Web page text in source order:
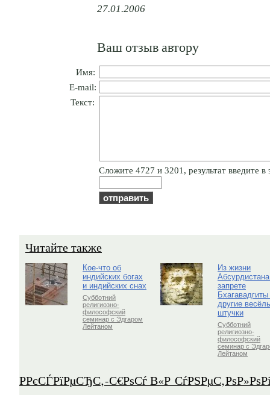
27.01.2006
Ваш отзыв автору
Имя:
E-mail:
Текст:
Cлoжитe 4727 и 3201, результат введите в
Читайте также
Кое-что об
индийских богах
и индийских снах
Субботний
религиозно-
философский
семинар с Эдгаром
Лейтаном
Из жизни
запрете
Бхагавадгиты
другие
штучки
Субботний
религиозно-
философский
семинар с
Лейтаном
Р­РєСЃРїРµСЂС‚-С€РѕСѓ В«Р